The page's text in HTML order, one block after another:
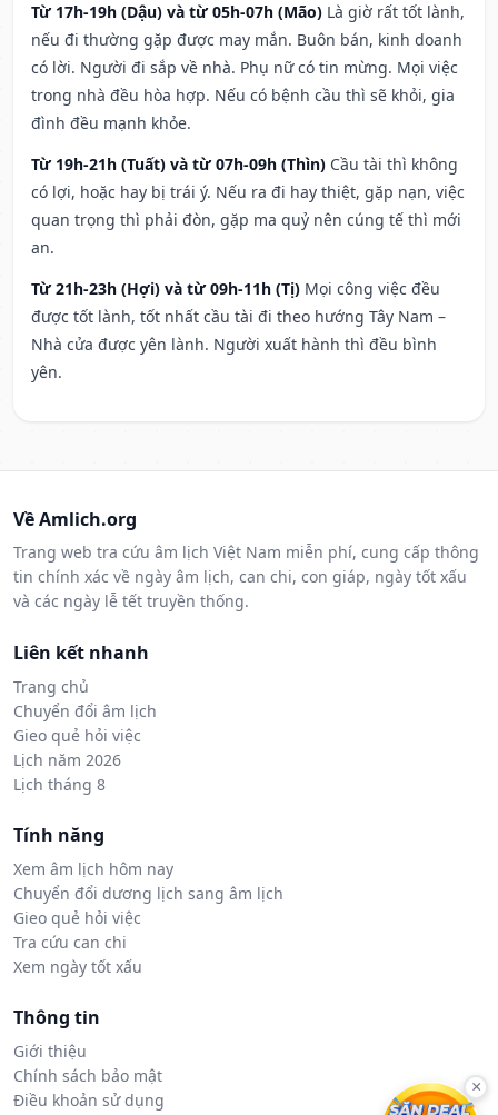
Từ 17h-19h (Dậu) và từ 05h-07h (Mão) Là giờ rất tốt lành,
nếu đi thường gặp được may mắn. Buôn bán, kinh doanh
có lời. Người đi sắp về nhà. Phụ nữ có tin mừng. Mọi việc
trong nhà đều hòa hợp. Nếu có bệnh cầu thì sẽ khỏi, gia
đình đều mạnh khỏe.
Từ 19h-21h (Tuất) và từ 07h-09h (Thìn) Cầu tài thì không
có lợi, hoặc hay bị trái ý. Nếu ra đi hay thiệt, gặp nạn, việc
quan trọng thì phải đòn, gặp ma quỷ nên cúng tế thì mới
an.
Từ 21h-23h (Hợi) và từ 09h-11h (Tị) Mọi công việc đều
được tốt lành, tốt nhất cầu tài đi theo hướng Tây Nam –
Nhà cửa được yên lành. Người xuất hành thì đều bình
yên.
Về Amlich.org
Trang web tra cứu âm lịch Việt Nam miễn phí, cung cấp thông
tin chính xác về ngày âm lịch, can chi, con giáp, ngày tốt xấu
và các ngày lễ tết truyền thống.
Liên kết nhanh
Trang chủ
Chuyển đổi âm lịch
Gieo quẻ hỏi việc
Lịch năm 2026
Lịch tháng 8
Tính năng
Xem âm lịch hôm nay
Chuyển đổi dương lịch sang âm lịch
Gieo quẻ hỏi việc
Tra cứu can chi
Xem ngày tốt xấu
Thông tin
Giới thiệu
Chính sách bảo mật
Điều khoản sử dụng
×